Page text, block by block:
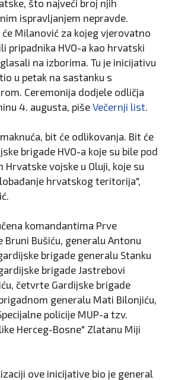
što najveći broj njih
ispravljanjem nepravde.
Milanović za kojeg vjerovatno
pripadnika HVO-a kao hrvatski
na izborima. Tu je inicijativu
u petak na sastanku s
Ceremonija dodjele odličja
4. augusta, piše Večernji list
bit će odlikovanja. Bit će
brigade HVO-a koje su bile pod
vojske u Oluji, koje su
hrvatskog teritorija",
komandantima Prve
Bruni Bušiću, generalu Antonu
brigade generalu Stanku
brigade Jastrebovi
četvrte Gardijske brigade
generalu Mati Bilonjiću,
policije MUP-a tzv.
Herceg-Bosne" Zlatanu Miji
ove inicijative bio je general